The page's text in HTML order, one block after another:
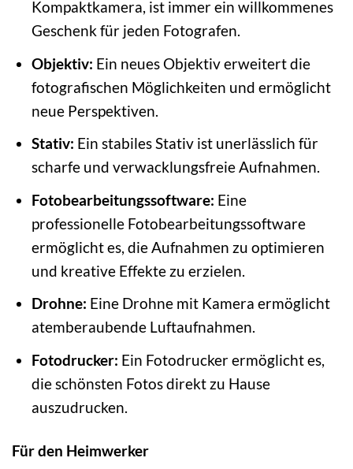
Kompaktkamera, ist immer ein willkommenes
Geschenk für jeden Fotografen.
Objektiv: Ein neues Objektiv erweitert die
fotografischen Möglichkeiten und ermöglicht
neue Perspektiven.
Stativ: Ein stabiles Stativ ist unerlässlich für
scharfe und verwacklungsfreie Aufnahmen.
Fotobearbeitungssoftware: Eine
professionelle Fotobearbeitungssoftware
ermöglicht es, die Aufnahmen zu optimieren
und kreative Effekte zu erzielen.
Drohne: Eine Drohne mit Kamera ermöglicht
atemberaubende Luftaufnahmen.
Fotodrucker: Ein Fotodrucker ermöglicht es,
die schönsten Fotos direkt zu Hause
auszudrucken.
Für den Heimwerker